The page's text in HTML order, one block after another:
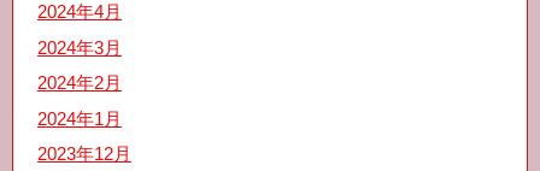
2024年4月
2024年3月
2024年2月
2024年1月
2023年12月